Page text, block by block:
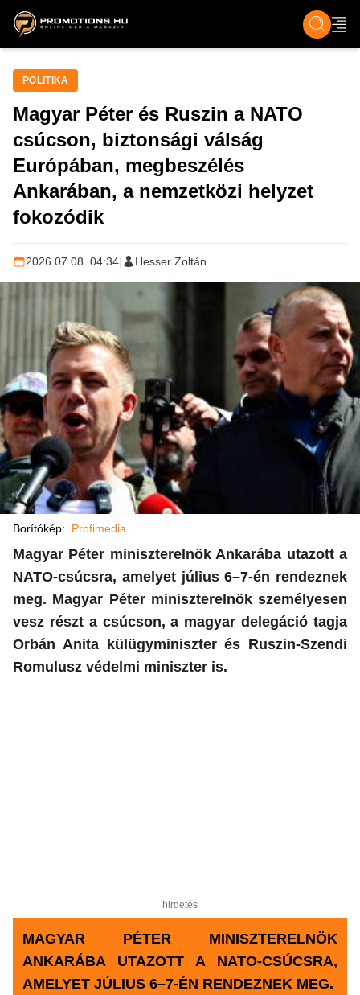
ZENE, FILM & KULT ÉLET TECH &
POLITIKA
Magyar Péter és Ruszin a NATO
csúcson, biztonsági válság
Európában, megbeszélés
Ankarában, a nemzetközi helyzet
fokozódik
2026.07.08. 04:34| Hesser Zoltán
Borítókép: Profimedia
Magyar Péter miniszterelnök Ankarába utazott a
NATO-csúcsra, amelyet július 6–7-én rendeznek
meg. Magyar Péter miniszterelnök személyesen
vesz részt a csúcson, a magyar delegáció tagja
Orbán Anita külügyminiszter és Ruszin-Szendi
Romulusz védelmi miniszter is.
hirdetés
MAGYAR PÉTER MINISZTERELNÖK
ANKARÁBA UTAZOTT A NATO-CSÚCSRA,
AMELYET JÚLIUS 6–7-ÉN RENDEZNEK MEG.